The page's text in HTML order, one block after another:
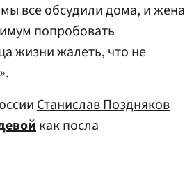
все обсудили дома, и жена
попробовать
жизни жалеть, что не
Станислав Поздняков
как посла